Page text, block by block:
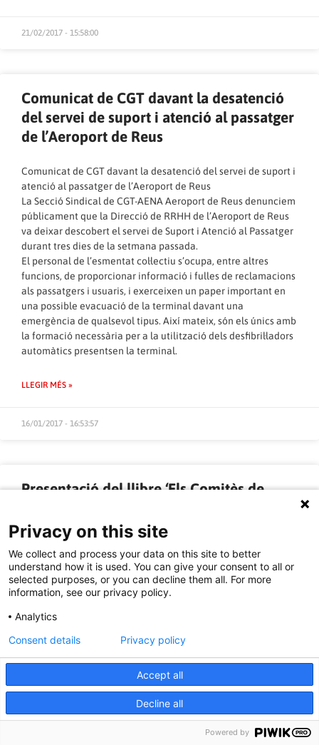
21/02/2017 - 15:58:00
Comunicat de CGT davant la desatenció
del servei de suport i atenció al passatger
de l’Aeroport de Reus
Comunicat de CGT davant la desatenció del servei de suport i
atenció al passatger de l’Aeroport de Reus
La Secció Sindical de CGT-AENA Aeroport de Reus denunciem
públicament que la Direcció de RRHH de l’Aeroport de Reus
va deixar descobert el servei de Suport i Atenció al Passatger
durant tres dies de la setmana passada.
El personal de l’esmentat col·lectiu s’ocupa, entre altres
funcions, de proporcionar informació i fulles de reclamacions
als passatgers i usuaris, i exerceixen un paper important en
una possible evacuació de la terminal davant una
emergència de qualsevol tipus. Així mateix, són els únics amb
la formació necessària per a la utilització dels desfibril·ladors
automàtics presentsen la terminal.
LLEGIR MÉS »
16/01/2017 - 16:53:57
Presentació del llibre ‘Els Comitès de
Presentació del llibre ‘Els Comitès de Defensa de la CNT
(1933-1938)’ a càrrec del seu autor l’historiador Agustín
Guillamón + debat obert
Dimarts 17 de gener, 20h. a la Sala Miquel Ventura (Biblioteca)
Dels Quadres de Defensa dels Comitès Revolucionaris de
LLEGIR MÉS »
Privacy on this site
We collect and process your data on this site to better
understand how it is used. You can give your consent to all or
selected purposes, or you can decline them all. For more
information, see our privacy policy.
Analytics
Accept all
Decline all
Consent details Privacy policy
Powered by